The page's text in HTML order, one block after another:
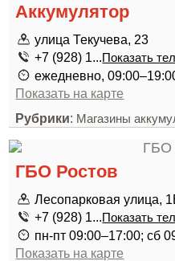
Аккумулятор
улица Текучева, 23
+7 (928) 1...Показать
ежедневно,
Показать на карте
Рубрики: Магазины
ГБО Ростов
Лесопарковая улица,
+7 (928) 1...Показать
пн-пт 09:00–17:00; сб
Показать на карте